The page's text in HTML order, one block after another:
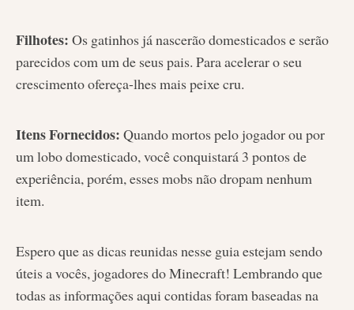
Filhotes: Os gatinhos já nascerão domesticados e serão
parecidos com um de seus pais. Para acelerar o seu
crescimento ofereça-lhes mais peixe cru.
Itens Fornecidos: Quando mortos pelo jogador ou por
um lobo domesticado, você conquistará 3 pontos de
experiência, porém, esses mobs não dropam nenhum
item.
Espero que as dicas reunidas nesse guia estejam sendo
úteis a vocês, jogadores do Minecraft! Lembrando que
todas as informações aqui contidas foram baseadas na